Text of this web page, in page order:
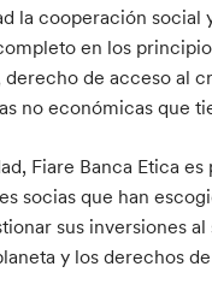
la cooperación social
en los
de acceso al
no económicas que
Fiare Banca Etica
socias que han
sus inversiones
y los derechos